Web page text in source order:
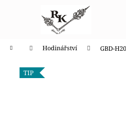
Domů Hodinářství GBD-
TIP
Zpět
obchodu
Zpět
obchodu